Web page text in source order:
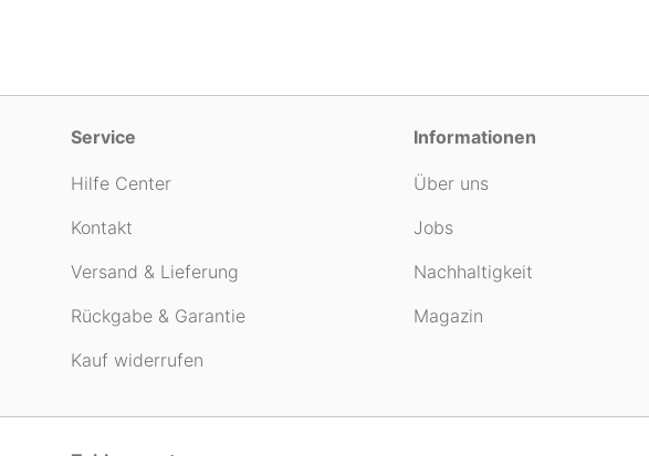
Service
Hilfe Center
Kontakt
Versand & Lieferung
Rückgabe & Garantie
Kauf widerrufen
Informationen
Über uns
Jobs
Nachhaltigkeit
Magazin